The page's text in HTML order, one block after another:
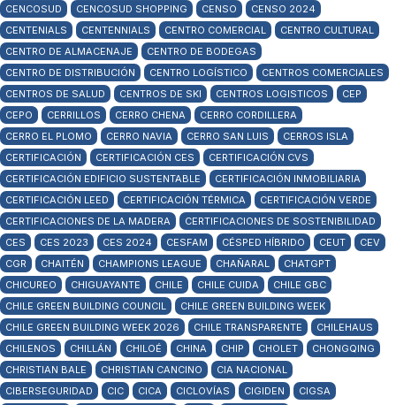
CENCOSUD
CENCOSUD SHOPPING CENSO
CENSO 2024
CENTENIALS
CENTENNIALS CENTRO COMERCIAL
CENTRO CULTURAL
CENTRO DE ALMACENAJE
CENTRO DE BODEGAS
CENTRO DE DISTRIBUCIÓN
CENTRO LOGÍSTICO
CENTROS COMERCIALES
CENTROS DE SALUD
CENTROS DE SKI CENTROS LOGISTICOS
CEP
CEPO
CERRILLOS CERRO CHENA
CERRO CORDILLERA
CERRO EL PLOMO
CERRO NAVIA CERRO SAN LUIS
CERROS ISLA
CERTIFICACIÓN
CERTIFICACIÓN CES
CERTIFICACIÓN CVS
CERTIFICACIÓN EDIFICIO SUSTENTABLE
CERTIFICACIÓN INMOBILIARIA
CERTIFICACIÓN LEED
CERTIFICACIÓN TÉRMICA
CERTIFICACIÓN VERDE
CERTIFICACIONES DE LA MADERA
CERTIFICACIONES DE SOSTENIBILIDAD
CES
CES 2023 CES 2024 CESFAM CÉSPED HÍBRIDO CEUT
CEV
CGR
CHAITÉN CHAMPIONS LEAGUE CHAÑARAL
CHATGPT
CHICUREO
CHIGUAYANTE CHILE CHILE CUIDA
CHILE GBC
CHILE GREEN BUILDING COUNCIL
CHILE GREEN BUILDING WEEK
CHILE GREEN BUILDING WEEK 2026
CHILE TRANSPARENTE
CHILEHAUS
CHILENOS
CHILLÁN CHILOÉ CHINA CHIP CHOLET
CHONGQING
CHRISTIAN BALE
CHRISTIAN CANCINO
CIA NACIONAL
CIBERSEGURIDAD
CIC CICA CICLOVÍAS CIGIDEN
CIGSA